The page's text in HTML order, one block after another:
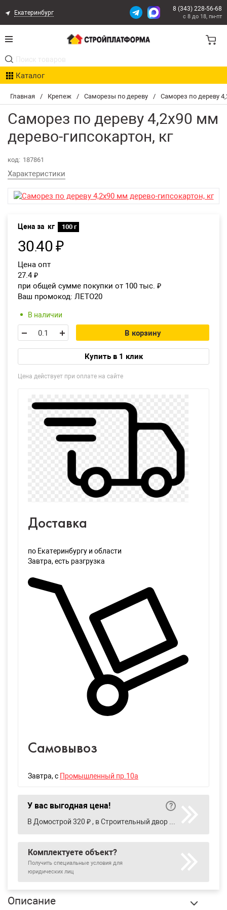
Главная / Крепеж / Саморезы по дереву / Саморез по дереву
Саморез по дереву 4,2х90 мм
дерево-гипсокартон, кг
код: 187861
Характеристики
Цена за кг 100 г
30.40₽
Цена опт
27.4 ₽
при общей сумме покупки от 100 тыс. ₽
Ваш промокод: ЛЕТО20
В наличии
В корзину
Купить в 1 клик
Цена действует при оплате на сайте
Доставка
по Екатеринбургу и области
Завтра, есть разгрузка
Самовывоз
Завтра, с Промышленный пр.10а
У вас выгодная цена!
Комплектуете объект?
Получить специальные условия для
юридических лиц
Описание
Екатеринбург
8 (343) 228-56-68
с 8 до 18, пн-пт
Каталог
Акции
Расчет доставки
Организациям
Опыт поставок
Контакты
Оплата и Доставка
Возврат товара
Екатеринбург